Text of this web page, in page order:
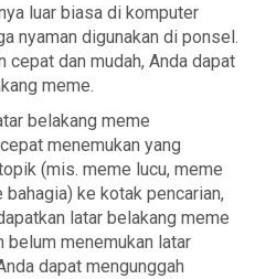
luar biasa di komputer
nyaman digunakan di ponsel.
cepat dan mudah, Anda dapat
meme.
belakang meme
menemukan yang
(mis. meme lucu, meme
ke kotak pencarian,
latar belakang meme
belum menemukan latar
dapat mengunggah